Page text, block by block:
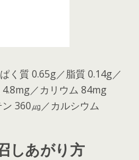
く質 0.65g／脂質 0.14g／
／カリウム 84mg
360㎍／カルシウム
しあがり方